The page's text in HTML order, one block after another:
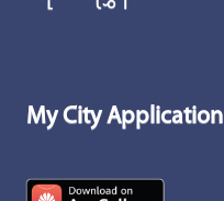
My City Application